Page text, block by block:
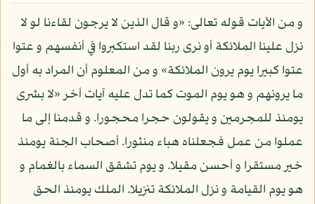
و من الآيات قوله تعالى: «و قال الذين لا يرجون لقاءنا لو لا
نزل علينا الملائكة أو نرى ربنا لقد استكبروا في أنفسهم و عتوا
عتوا كبيرا يوم يرون الملائكة» و من المعلوم أن المراد به أول
ما يرونهم و هو يوم الموت كما تدل عليه آيات أخر «لا بشرى
يومئذ للمجرمين و يقولون حجرا محجورا. و قدمنا إلى ما
عملوا من عمل فجعلناه هباء منثورا. أصحاب الجنة يومئذ
خير مستقرا و أحسن مقيلا. و يوم تشقق السماء بالغمام و
هو يوم القيامة و نزل الملائكة تنزيلا. الملك يومئذ الحق